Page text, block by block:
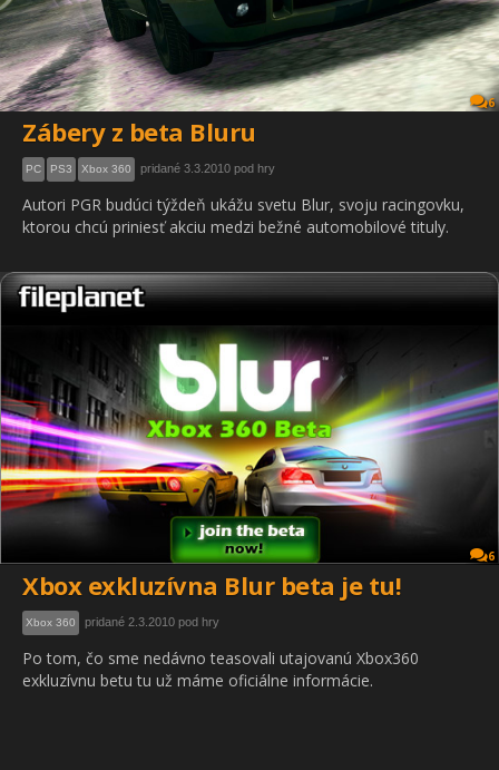
6
Zábery z beta Bluru
PC PS3 Xbox 360 pridané 3.3.2010 pod hry
Autori PGR budúci týždeň ukážu svetu Blur, svoju racingovku,
ktorou chcú priniesť akciu medzi bežné automobilové tituly.
6
Xbox exkluzívna Blur beta je tu!
Xbox 360 pridané 2.3.2010 pod hry
Po tom, čo sme nedávno teasovali utajovanú Xbox360
exkluzívnu betu tu už máme oficiálne informácie.